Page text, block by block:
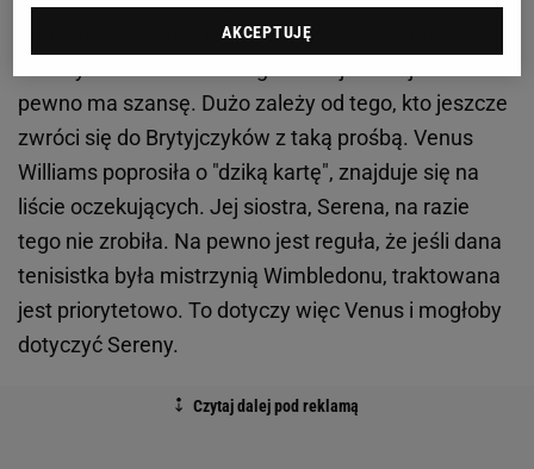
Radwańskiej, który jest dobrze zorientowany w
pewno ma szansę. Dużo zależy od tego, kto jeszcze
zwróci się do Brytyjczyków z taką prośbą. Venus
Williams poprosiła o "dziką kartę", znajduje się na
liście oczekujących. Jej siostra, Serena, na razie
tego nie zrobiła. Na pewno jest reguła, że jeśli dana
tenisistka była mistrzynią Wimbledonu, traktowana
jest priorytetowo. To dotyczy więc Venus i mogłoby
dotyczyć Sereny.
AKCEPTUJĘ